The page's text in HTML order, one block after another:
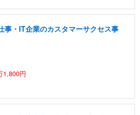
事・IT企業のカスタマーサクセス事
1,800円